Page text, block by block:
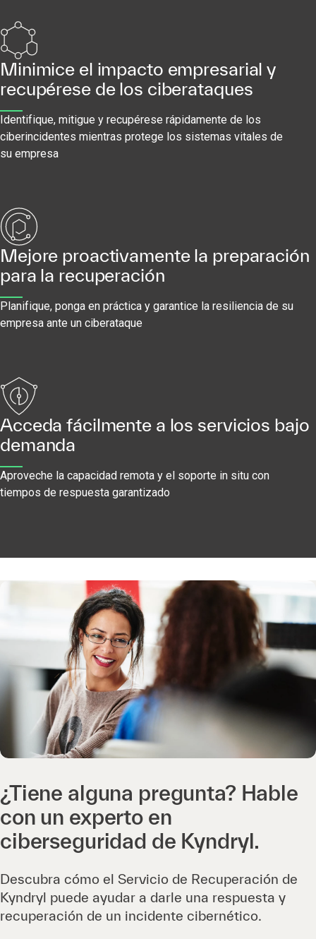
Minimice el impacto empresarial y
recupérese de los ciberataques
Identifique, mitigue y recupérese rápidamente de los
ciberincidentes mientras protege los sistemas vitales de
su empresa
Mejore proactivamente la preparación
para la recuperación
Planifique, ponga en práctica y garantice la resiliencia de su
empresa ante un ciberataque
Acceda fácilmente a los servicios bajo
demanda
Aproveche la capacidad remota y el soporte in situ con
tiempos de respuesta garantizado
¿Tiene alguna pregunta? Hable
con un experto en
ciberseguridad de Kyndryl.
Descubra cómo el Servicio de Recuperación de
Kyndryl puede ayudar a darle una respuesta y
recuperación de un incidente cibernético.